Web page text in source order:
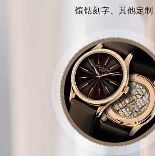
镶钻刻字、其他定制